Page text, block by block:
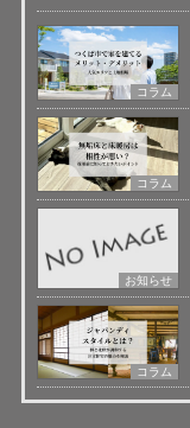
コラム
コラム
お知らせ
コラム